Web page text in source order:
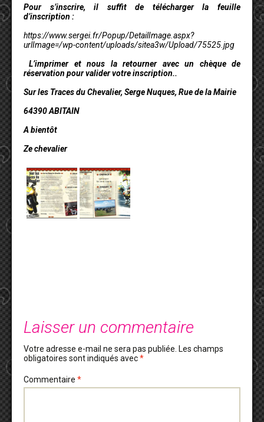
Pour s’inscrire, il suffit de télécharger la feuille
d’inscription :
https://www.sergei.fr/Popup/DetailImage.aspx?
urlImage=/wp-content/uploads/sitea3w/Upload/75525.jpg
L’imprimer et nous la retourner avec un chèque de
réservation pour valider votre inscription..
Sur les Traces du Chevalier, Serge Nuques, Rue de la Mairie
64390 ABITAIN
A bientôt
Ze chevalier
Laisser un commentaire
Votre adresse e-mail ne sera pas publiée. Les champs
obligatoires sont indiqués avec*
Commentaire *